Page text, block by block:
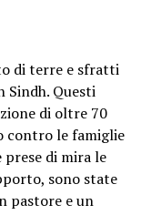
di terre e sfratti
Questi
di oltre 70
contro le famiglie
di mira le
sono state
pastore e un